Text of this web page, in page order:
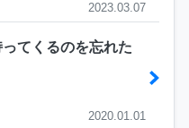
2023.03.07
てくるのを忘れた
2020.01.01